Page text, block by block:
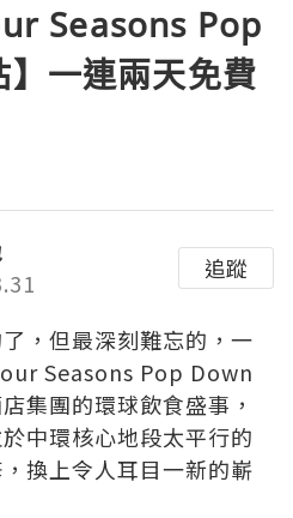
Seasons Pop
一連兩天免費
追蹤
，但最深刻難忘的，一
Seasons Pop Down
集團的環球飲食盛事，
中環核心地段太平行的
換上令人耳目一新的嶄